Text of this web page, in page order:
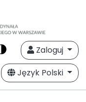
Zaloguj
Język Polski